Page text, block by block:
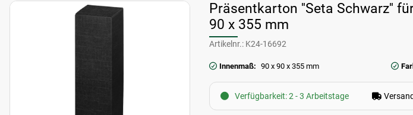
Präsentkarton ''Seta Schwarz''
90 x 355 mm
Artikelnr.: K24-16692
Innenmaß: 90 x 90 x 355 mm
Verfügbarkeit: 2 - 3 Arbeitstage